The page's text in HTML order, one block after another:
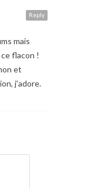
Reply
mais
flacon !
et
j’adore.